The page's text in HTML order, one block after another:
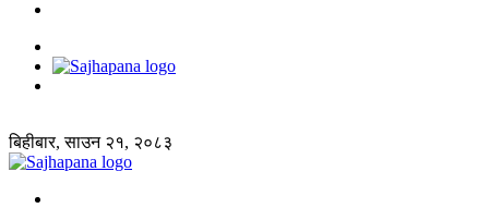
बिहीबार, साउन २१, २०८३